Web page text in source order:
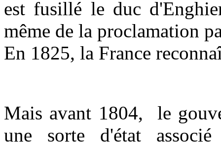
est fusillé le duc
même de la proclamation
En 1825, la France
Mais avant 1804, le
une sorte d'état